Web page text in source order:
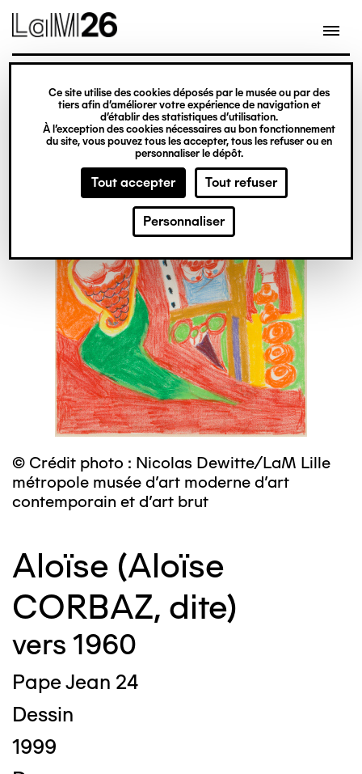
Gestion des cookies
Ce site utilise des cookies déposés par le musée ou par des
tiers afin d’améliorer votre expérience de navigation et
d’établir des statistiques d’utilisation.
À l’exception des cookies nécessaires au bon fonctionnement
du site, vous pouvez tous les accepter, tous les refuser ou en
personnaliser le dépôt.
Tout accepter Tout refuser
Personnaliser
contenu
© Crédit photo : Nicolas Dewitte/LaM Lille
métropole musée d’art moderne d’art
contemporain et d’art brut
Aloïse (Aloïse
CORBAZ, dite)
vers 1960
Pape Jean 24
Dessin
1999